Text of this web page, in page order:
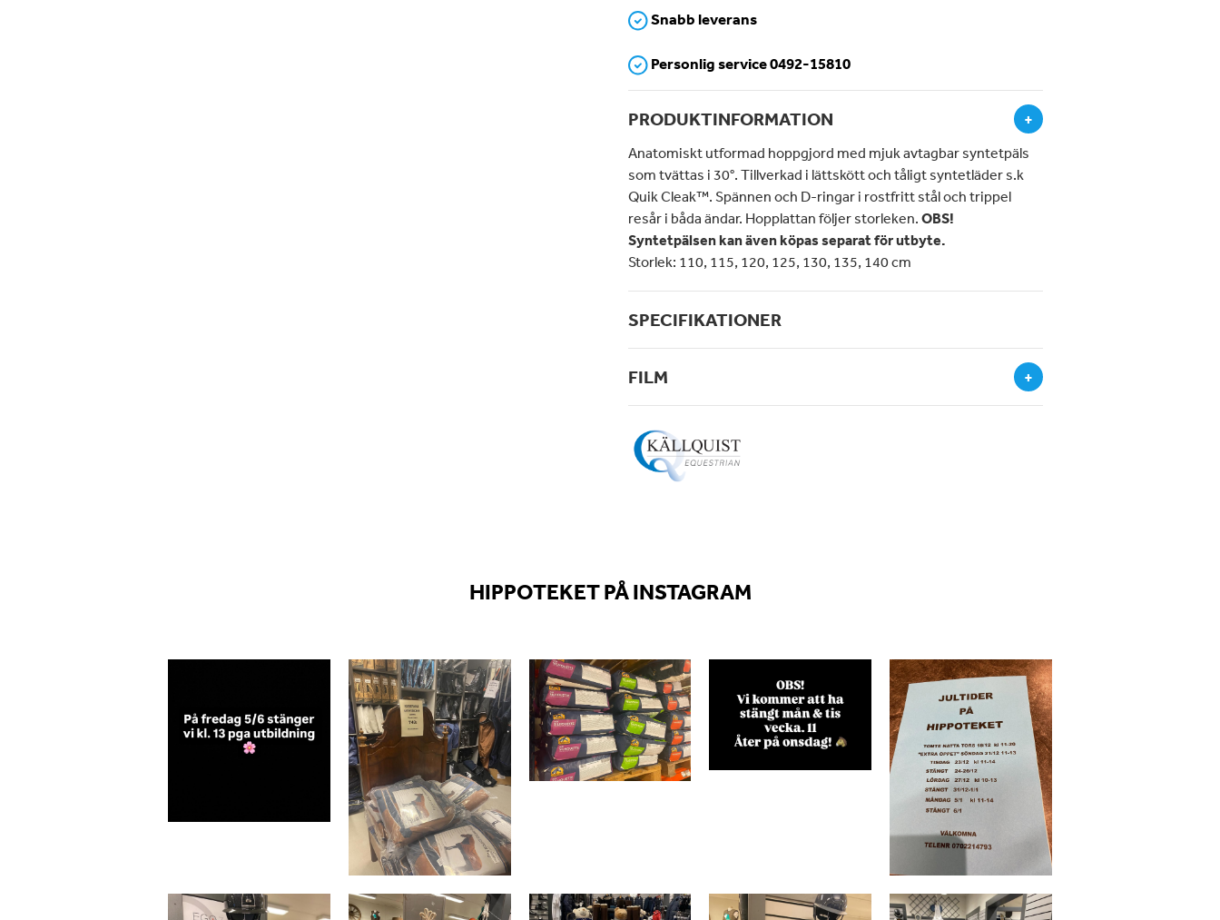
Snabb leverans
Personlig service 0492-15810
PRODUKTINFORMATION +
Anatomiskt utformad hoppgjord med mjuk avtagbar syntetpäls
som tvättas i 30°. Tillverkad i lättskött och tåligt syntetläder s.k
Quik Cleak™. Spännen och D-ringar i rostfritt stål och trippel
resår i båda ändar. Hopplattan följer storleken. OBS!
Syntetpälsen kan även köpas separat för utbyte.
Storlek: 110, 115, 120, 125, 130, 135, 140 cm
SPECIFIKATIONER
FILM +
HIPPOTEKET PÅ INSTAGRAM